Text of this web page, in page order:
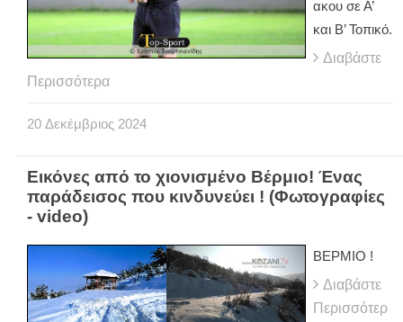
ακου σε Α’
και Β’ Τοπικό.
Διαβάστε
Περισσότερα
20 Δεκέμβριος 2024
Εικόνες από το χιονισμένο Βέρμιο! Ένας
παράδεισος που κινδυνεύει ! (Φωτογραφίες
- video)
ΒΕΡΜΙΟ !
Διαβάστε
Περισσότερ